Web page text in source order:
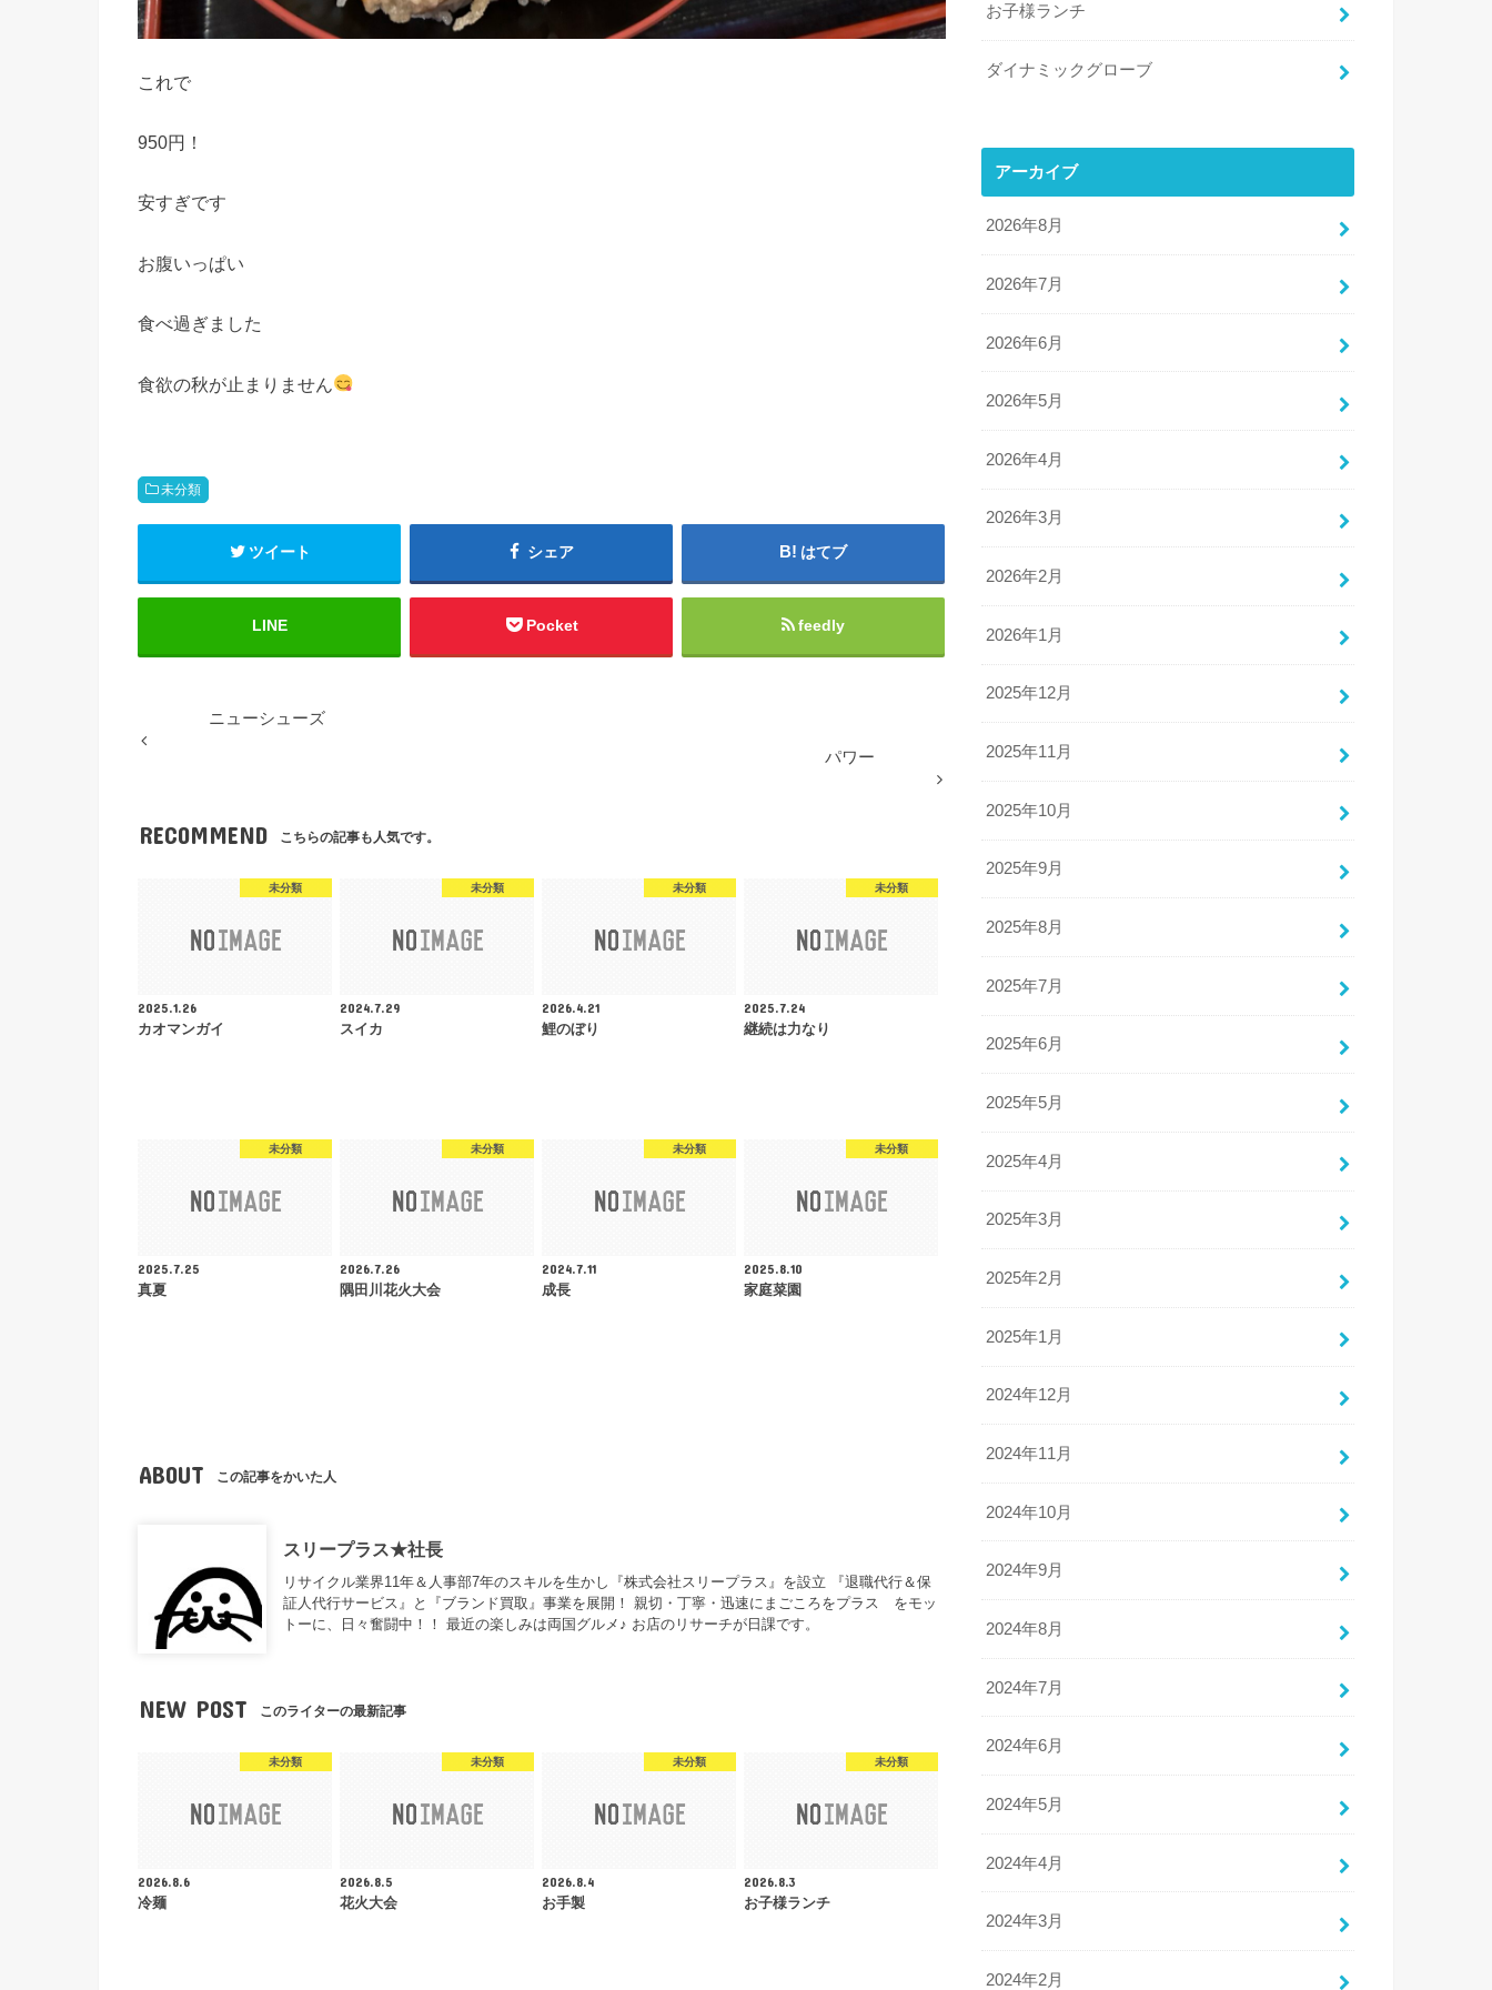
これで
950円！
安すぎです
お腹いっぱい
食べ過ぎました
食欲の秋が止まりません
未分類
ツイート シェア はてブ
LINE Pocket feedly
ニューシューズ
パワー
RECOMMEND こちらの記事も人気です。
未分類
2025.1.26
カオマンガイ
未分類
2024.7.29
スイカ
未分類
2026.4.21
鯉のぼり
未分類
2025.7.24
継続は力なり
未分類
2025.7.25
真夏
未分類
2026.7.26
隅田川花火大会
未分類
2024.7.11
成長
未分類
2025.8.10
家庭菜園
ABOUT この記事をかいた人
スリープラス★社長
リサイクル業界11年＆人事部7年のスキルを生かし『株式会社スリープラス』を設立 『退職代行＆保
証人代行サービス』と『ブランド買取』事業を展開！ 親切・丁寧・迅速にまごころをプラス をモッ
トーに、日々奮闘中！！ 最近の楽しみは両国グルメ♪ お店のリサーチが日課です。
NEW POST このライターの最新記事
未分類
2026.8.6
冷麺
未分類
2026.8.5
花火大会
未分類
2026.8.4
お手製
未分類
2026.8.3
お子様ランチ
お子様ランチ
ダイナミックグローブ
アーカイブ
2026年8月
2026年7月
2026年6月
2026年5月
2026年4月
2026年3月
2026年2月
2026年1月
2025年12月
2025年11月
2025年10月
2025年9月
2025年8月
2025年7月
2025年6月
2025年5月
2025年4月
2025年3月
2025年2月
2025年1月
2024年12月
2024年11月
2024年10月
2024年9月
2024年8月
2024年7月
2024年6月
2024年5月
2024年4月
2024年3月
2024年2月